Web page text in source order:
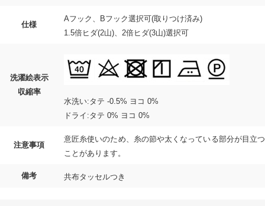
仕様
Aフック、Bフック選択可(取りつけ済み)
1.5倍ヒダ(2山)、2倍ヒダ(3山)選択可
洗濯絵表示
収縮率
水洗い:タテ -0.5% ヨコ 0%
ドライ:タテ 0% ヨコ 0%
注意事項
意匠糸使いのため、糸の節や太くなっている部分が目立つ
ことがあります。
備考 共布タッセルつき